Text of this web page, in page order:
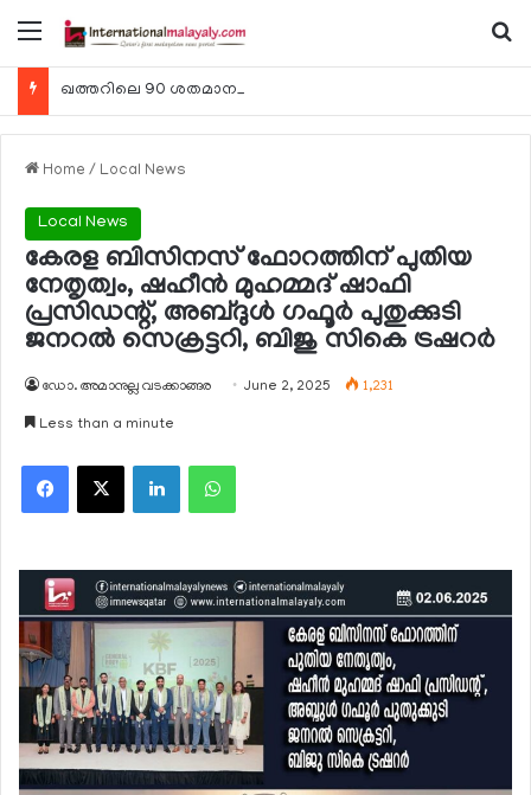
Menu
Home / Local News
Local News
കേരള ബിസിനസ് ഫോറത്തിന് പുതിയ
നേതൃത്വം, ഷഹീന്‍ മുഹമ്മദ് ഷാഫി
പ്രസിഡന്റ്, അബ്ദുള്‍ ഗഫൂര്‍ പുതുക്കുടി
ജനറല്‍ സെക്രട്ടറി, ബിജു സികെ ട്രഷറര്‍
ഡോ. അമാനുല്ല വടക്കാങ്ങര June 2, 2025 1,231
Less than a minute
Facebook
X LinkedInWhatsApp